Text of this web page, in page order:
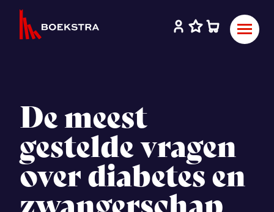
De meest
gestelde vragen
over diabetes en